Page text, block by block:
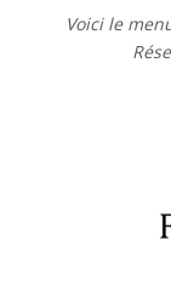
Voici le